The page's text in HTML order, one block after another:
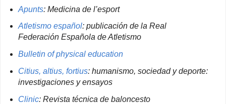
Apunts: Medicina de l’esport
Atletismo español: publicación de la Real
Federación Española de Atletismo
Bulletin of physical education
Citius, altius, fortius: humanismo, sociedad y deporte:
investigaciones y ensayos
Clinic: Revista técnica de baloncesto